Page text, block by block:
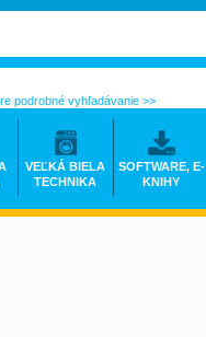
podrobné vyhľadávanie >>
VEĽKÁ BIELA
TECHNIKA
SOFTWARE, E-
KNIHY